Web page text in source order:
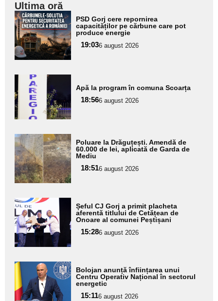
Ultima oră
Adaugă
aici textul
pentru
subtitlu
PSD Gorj cere repornirea
capacităților pe cărbune care pot
produce energie
19:036 august 2026
Adaugă
aici textul
pentru
subtitlu
Apă la program în comuna Scoarța
18:566 august 2026
Adaugă
aici textul
pentru
subtitlu
Poluare la Drăguțești. Amendă de
60.000 de lei, aplicată de Garda de
Mediu
18:516 august 2026
Adaugă
aici textul
pentru
subtitlu
Șeful CJ Gorj a primit placheta
aferentă titlului de Cetățean de
Onoare al comunei Peștișani
15:286 august 2026
Adaugă
aici textul
pentru
Bolojan anunță înființarea unui
Centru Operativ Național în sectorul
energetic
15:116 august 2026